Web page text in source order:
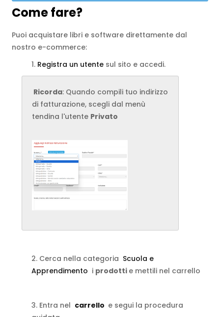
Come fare?
Puoi acquistare libri e software direttamente dal
nostro e-commerce:
1. Registra un utente sul sito e accedi.
Ricorda: Quando compili tuo indirizzo
di fatturazione, scegli dal menù
tendina l'utente Privato
2. Cerca nella categoria Scuola e
Apprendimento i prodotti e mettili nel carrello
3. Entra nel carrello e segui la procedura